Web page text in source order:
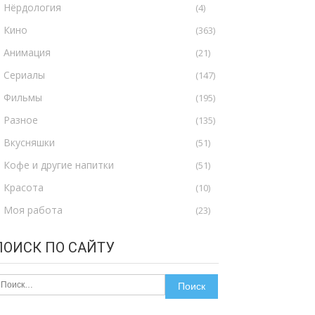
Нёрдология (4)
Кино (363)
Анимация (21)
Сериалы (147)
Фильмы (195)
Разное (135)
Вкусняшки (51)
Кофе и другие напитки (51)
Красота (10)
Моя работа (23)
ПО САЙТУ